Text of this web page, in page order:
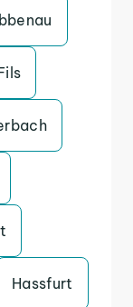
Hassfurt